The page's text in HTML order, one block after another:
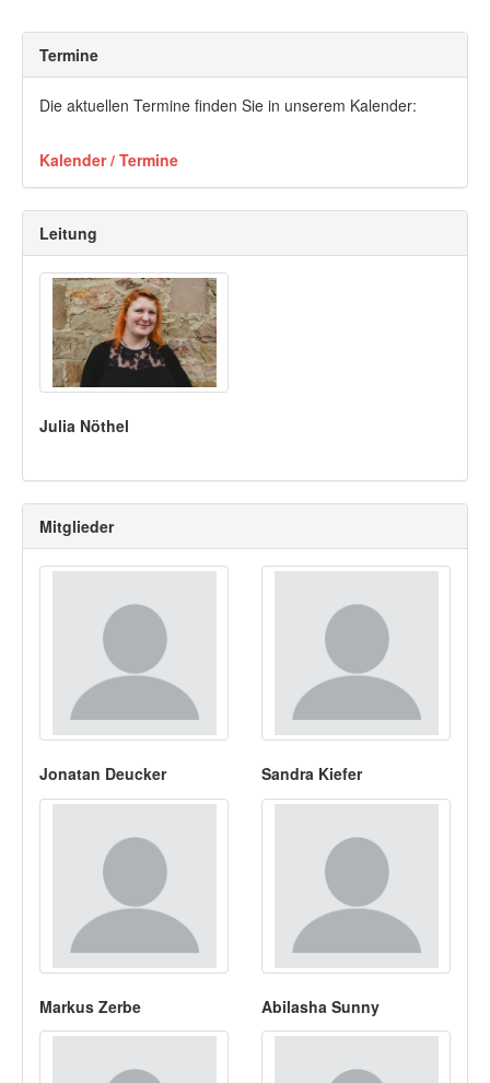
Termine
Die aktuellen Termine finden Sie in unserem Kalender:
Kalender / Termine
Leitung
Julia Nöthel
Mitglieder
Jonatan Deucker Sandra Kiefer
Markus Zerbe Abilasha Sunny